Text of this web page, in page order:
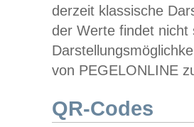
derzeit klassische
der Werte findet
von PEGELONLINE
QR-Codes